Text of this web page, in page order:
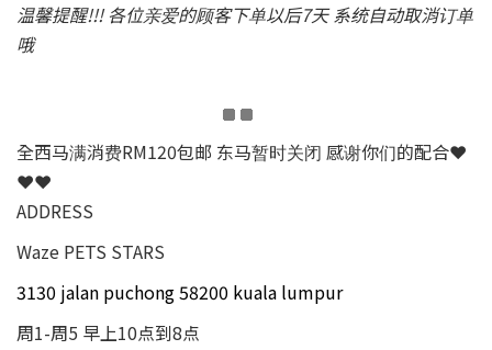
温馨提醒!!! 各位亲爱的顾客下单以后7天 系统自动取消订单
哦
全西马满消费RM120包邮 东马暂时关闭 感谢你们的配合❤
❤❤
ADDRESS
Waze PETS STARS
3130 jalan puchong 58200 kuala lumpur
周1-周5 早上10点到8点